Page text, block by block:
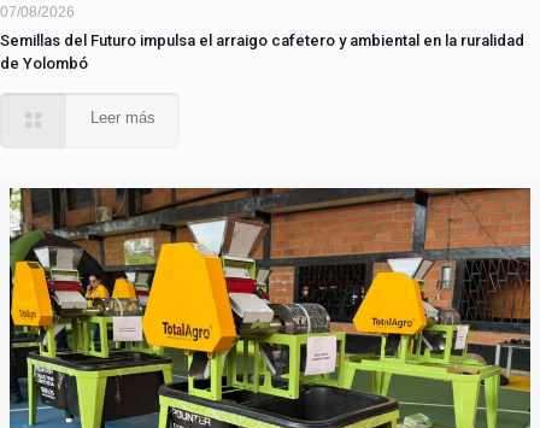
07/08/2026
Semillas del Futuro impulsa el arraigo cafetero y ambiental en la ruralidad
de Yolombó
Leer más